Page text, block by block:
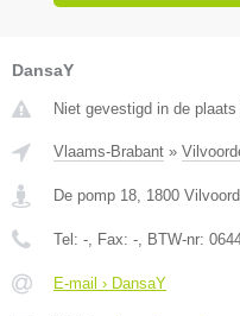
DansaY
Niet gevestigd in de
Vlaams-Brabant »
De pomp 18 1800
Tel: - , Fax: - , BTW-nr:
E-mail › DansaY